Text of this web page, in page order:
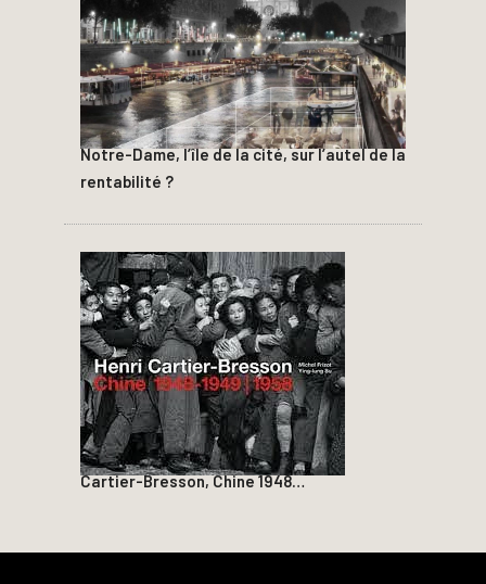
Notre-Dame, l’île de la cité, sur l’autel de la
rentabilité ?
Cartier-Bresson, Chine 1948…